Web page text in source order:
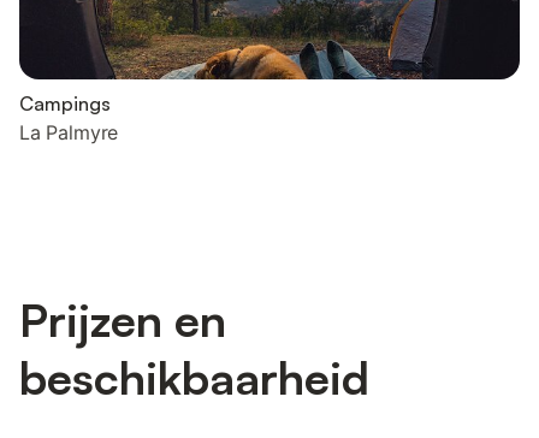
Campings
La Palmyre
Prijzen en
beschikbaarheid